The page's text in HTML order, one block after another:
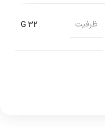
ظرفیت 32 G